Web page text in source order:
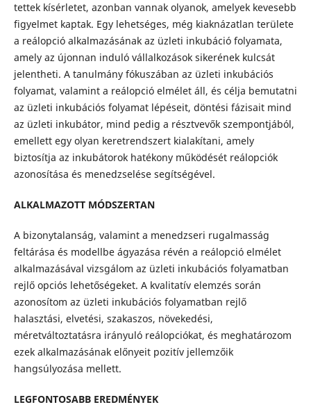
tettek kísérletet, azonban vannak olyanok, amelyek kevesebb
figyelmet kaptak. Egy lehetséges, még kiaknázatlan területe
a reálopció alkalmazásának az üzleti inkubáció folyamata,
amely az újonnan induló vállalkozások sikerének kulcsát
jelentheti. A tanulmány fókuszában az üzleti inkubációs
folyamat, valamint a reálopció elmélet áll, és célja bemutatni
az üzleti inkubációs folyamat lépéseit, döntési fázisait mind
az üzleti inkubátor, mind pedig a résztvevők szempontjából,
emellett egy olyan keretrendszert kialakítani, amely
biztosítja az inkubátorok hatékony működését reálopciók
azonosítása és menedzselése segítségével.
ALKALMAZOTT MÓDSZERTAN
A bizonytalanság, valamint a menedzseri rugalmasság
feltárása és modellbe ágyazása révén a reálopció elmélet
alkalmazásával vizsgálom az üzleti inkubációs folyamatban
rejlő opciós lehetőségeket. A kvalitatív elemzés során
azonosítom az üzleti inkubációs folyamatban rejlő
halasztási, elvetési, szakaszos, növekedési,
méretváltoztatásra irányuló reálopciókat, és meghatározom
ezek alkalmazásának előnyeit pozitív jellemzőik
hangsúlyozása mellett.
LEGFONTOSABB EREDMÉNYEK